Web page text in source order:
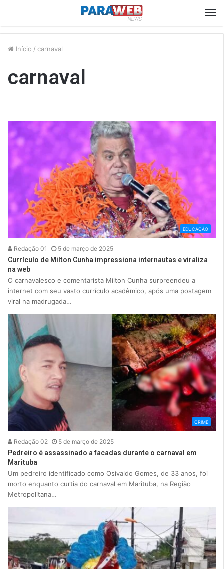
Início / carnaval
carnaval
EDUCAÇÃO
Redação 01 5 de março de 2025
Currículo de Milton Cunha impressiona internautas e viraliza
na web
O carnavalesco e comentarista Milton Cunha surpreendeu a
internet com seu vasto currículo acadêmico, após uma postagem
viral na madrugada…
CRIME
Redação 02 5 de março de 2025
Pedreiro é assassinado a facadas durante o carnaval em
Marituba
Um pedreiro identificado como Osivaldo Gomes, de 33 anos, foi
morto enquanto curtia do carnaval em Marituba, na Região
Metropolitana…